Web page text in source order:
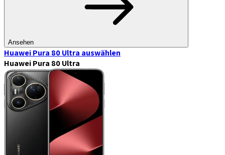
Ansehen
Huawei Pura 80 Ultra auswählen
Huawei Pura 80 Ultra